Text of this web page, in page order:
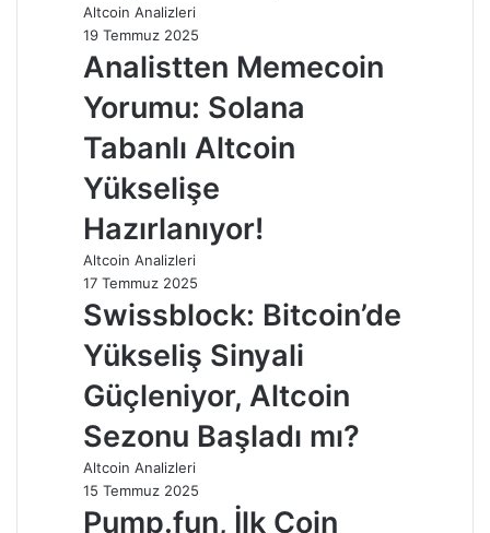
Altcoin Analizleri
19 Temmuz 2025
Analistten Memecoin
Yorumu: Solana
Tabanlı Altcoin
Yükselişe
Hazırlanıyor!
Altcoin Analizleri
17 Temmuz 2025
Swissblock: Bitcoin’de
Yükseliş Sinyali
Güçleniyor, Altcoin
Sezonu Başladı mı?
Altcoin Analizleri
15 Temmuz 2025
Pump.fun, İlk Coin